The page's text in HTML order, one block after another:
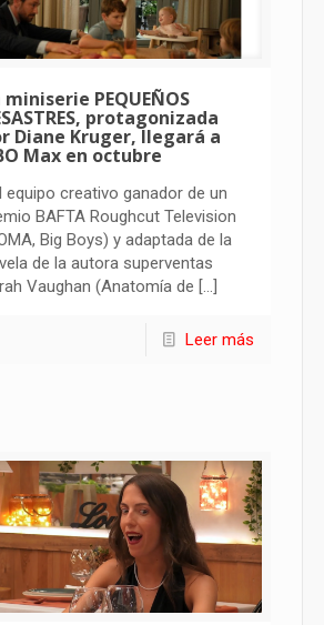
miniserie PEQUEÑOS
protagonizada
Diane Kruger, llegará a
Max en octubre
equipo creativo ganador de un
BAFTA Roughcut Television
Big Boys) y adaptada de la
de la autora superventas
Vaughan (Anatomía de […]
Leer más